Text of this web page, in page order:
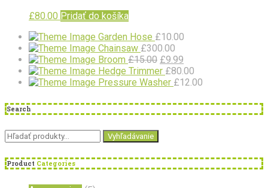
£80.00 Pridať do košíka
Garden Hose £10.00
Chainsaw £300.00
Broom £15.00 Pôvodná
cena
bola:
£9.99
cena
je:
Hedge Trimmer £80.00
Pressure Washer £12.00
Search
Hľadať: Vyhľadávanie
Product Categories